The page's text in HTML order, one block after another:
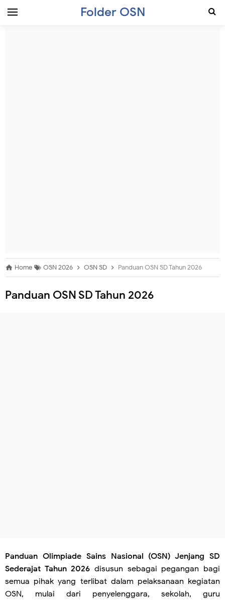
Folder OSN
Home OSN 2026 OSN SD Panduan OSN SD Tahun 2026
Panduan OSN SD Tahun 2026
Panduan Olimpiade Sains Nasional (OSN) Jenjang SD
Sederajat Tahun 2026 disusun sebagai pegangan bagi
semua pihak yang terlibat dalam pelaksanaan kegiatan
OSN, mulai dari penyelenggara, sekolah, guru